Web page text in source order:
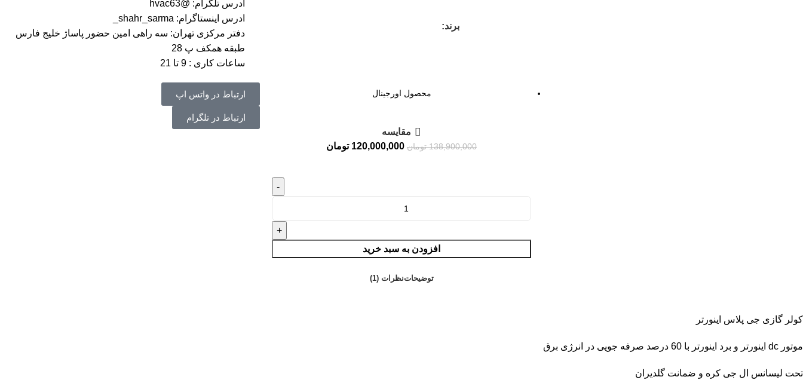
برند:
محصول اورجینال
مقايسه
138,900,000 تومان 120,000,000 تومان
افزودن به سبد خرید
آدرس تلگرام: @hvac63
ادرس اینستاگرام: shahr_sarma_
دفتر مرکزی تهران: سه راهی امین حضور پاساژ خلیج فارس
طبقه همکف پ 28
ساعات کاری : 9 تا 21
ارتباط در واتس اپ
ارتباط در تلگرام
توضیحاتنظرات (1)
کولر گازی جی پلاس اینورتر
موتور dc اینورتر و برد اینورتر با 60 درصد صرفه جویی در انرژی برق
تحت لیسانس ال جی کره و ضمانت گلدیران